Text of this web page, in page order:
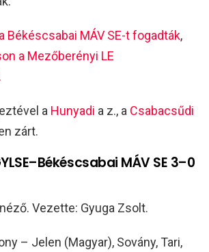
Békéscsabai MÁV SE-t fogadták,
a Mezőberényi LE
a Hunyadi a z., a Csabacsűdi
zárt.
MÁV SE 3–0
Vezette: Gyuga Zsolt.
– Jelen (Magyar), Sovány, Tari,